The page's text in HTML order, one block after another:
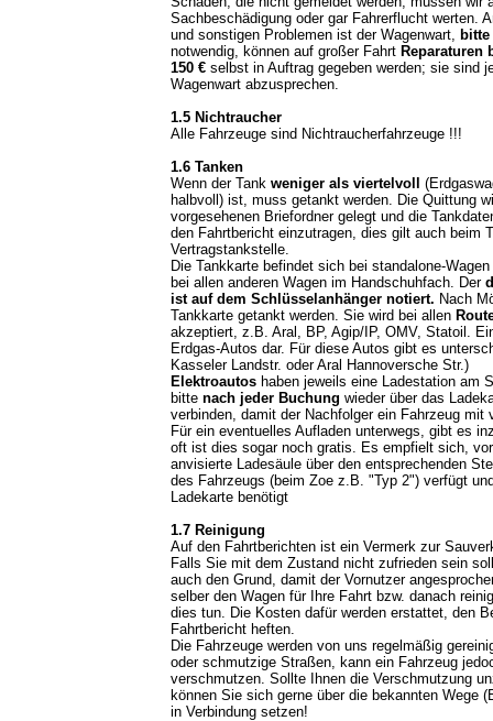
Sachbeschädigung oder gar Fahrerflucht werten.
und sonstigen Problemen ist der Wagenwart,
notwendig, können auf großer Fahrt Reparaturen
150 € selbst in Auftrag gegeben werden; sie sind
Wagenwart abzusprechen.
1.5 Nichtraucher
Alle Fahrzeuge sind Nichtraucherfahrzeuge !!!
1.6 Tanken
Wenn der Tank weniger als viertelvoll
halbvoll) ist, muss getankt werden. Die Quittung
vorgesehenen Briefordner gelegt und die
den Fahrtbericht einzutragen, dies gilt auch beim
Vertragstankstelle.
Die Tankkarte befindet sich bei standalone-
bei allen anderen Wagen im Handschuhfach. Der
ist auf dem Schlüsselanhänger notiert. Nach
Tankkarte getankt werden. Sie wird bei allen
akzeptiert, z.B. Aral, BP, Agip/IP, OMV, Statoil.
Erdgas-Autos dar. Für diese Autos gibt es
Kasseler Landstr. oder Aral Hannoversche Str.)
Elektroautos haben jeweils eine Ladestation am
bitte nach jeder Buchung wieder über das
verbinden, damit der Nachfolger ein Fahrzeug mit
Für ein eventuelles Aufladen unterwegs, gibt es
oft ist dies sogar noch gratis. Es empfielt sich,
anvisierte Ladesäule über den entsprechenden
des Fahrzeugs (beim Zoe z.B. "Typ 2") verfügt
Ladekarte benötigt
1.7 Reinigung
Auf den Fahrtberichten ist ein Vermerk zur
Falls Sie mit dem Zustand nicht zufrieden sein
auch den Grund, damit der Vornutzer
selber den Wagen für Ihre Fahrt bzw. danach
dies tun. Die Kosten dafür werden erstattet, den
Fahrtbericht heften.
Die Fahrzeuge werden von uns regelmäßig
oder schmutzige Straßen, kann ein Fahrzeug
verschmutzen. Sollte Ihnen die Verschmutzung
können Sie sich gerne über die bekannten Wege
in Verbindung setzen!